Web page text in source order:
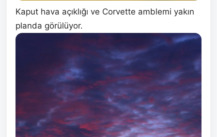
Kaput hava açıklığı ve Corvette amblemi yakın
planda görülüyor.